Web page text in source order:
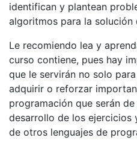
identifican y plantean
algoritmos para la solución
Le recomiendo lea y
curso contiene, pues hay
que le servirán no solo
adquirir o reforzar
programación que serán
desarrollo de los ejercicios
de otros lenguajes de